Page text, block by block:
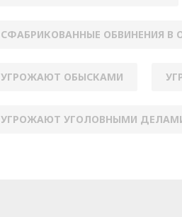
СФАБРИКОВАННЫЕ ОБВИНЕНИЯ В
УГРОЖАЮТ ОБЫСКАМИ
УГРОЖАЮТ УГОЛОВНЫМИ